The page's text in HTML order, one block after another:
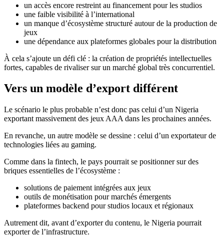
un accès encore restreint au financement pour les studios
une faible visibilité à l’international
un manque d’écosystème structuré autour de la production de
jeux
une dépendance aux plateformes globales pour la distribution
À cela s’ajoute un défi clé : la création de propriétés intellectuelles
fortes, capables de rivaliser sur un marché global très concurrentiel.
Vers un modèle d’export différent
Le scénario le plus probable n’est donc pas celui d’un Nigeria
exportant massivement des jeux AAA dans les prochaines années.
En revanche, un autre modèle se dessine : celui d’un exportateur de
technologies liées au gaming.
Comme dans la fintech, le pays pourrait se positionner sur des
briques essentielles de l’écosystème :
solutions de paiement intégrées aux jeux
outils de monétisation pour marchés émergents
plateformes backend pour studios locaux et régionaux
Autrement dit, avant d’exporter du contenu, le Nigeria pourrait
exporter de l’infrastructure.